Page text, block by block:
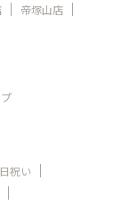
帝塚山店
祝い